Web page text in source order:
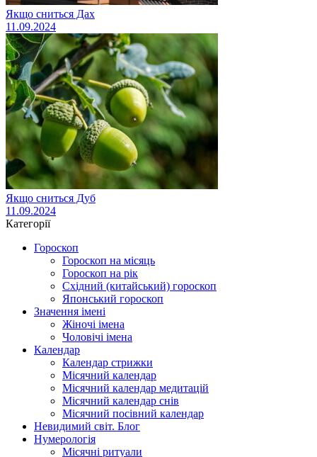
Якщо сниться Дах
11.09.2024
Якщо сниться Дуб
11.09.2024
Категорії
Гороскоп
Гороскоп на місяць
Гороскоп на рік
Східний (китайський) гороскоп
Японський гороскоп
Значення імені
Жіночі імена
Чоловічі імена
Календар
Календар стрижки
Місячний календар
Місячний календар медитацій
Місячний календар снів
Місячний посівний календар
Невидимий світ. Блог
Нумерологія
Місячні ритуали